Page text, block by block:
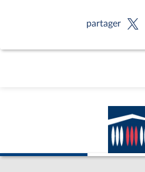
partager